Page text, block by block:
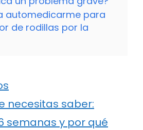
automedicarme para
de rodillas por la
necesitas saber:
semanas y por qué